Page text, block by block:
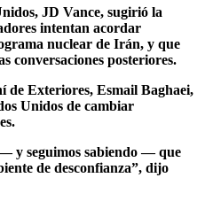
JD Vance, sugirió la
intentan acordar
nuclear de Irán, y que
conversaciones posteriores.
Exteriores, Esmail Baghaei,
Unidos de cambiar
y seguimos sabiendo — que
de desconfianza”, dijo